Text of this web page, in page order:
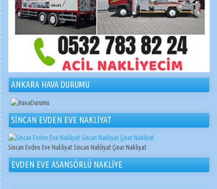
ANKARA HAVA DURUMU
SİNCAN EVDEN EVE NAKLİYAT
Sincan Evden Eve Nakliyat Sincan Nakliyat Çınar Nakliyat
EVDEN EVE ASANSÖRLÜ NAKLİYE